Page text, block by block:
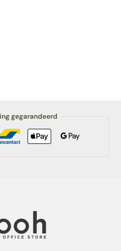
gegarandeerd